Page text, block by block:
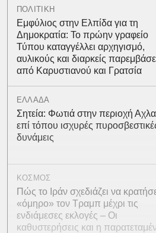
ΠΟΛΙΤΙΚΗ
Εμφύλιος στην Ελπίδα για τη
Δημοκρατία: Το πρώην γραφείο
Τύπου καταγγέλλει αρχηγισμό,
αυλικούς και διαρκείς
από Καρυστιανού και Γρατσία
ΕΛΛΑΔΑ
Σητεία: Φωτιά στην περιοχή
επί τόπου ισχυρές
δυνάμεις
ΚΟΣΜΟΣ
Πώς το Ιράν σχεδιάζει να
«όμηρο» τον Τραμπ μέχρι τις
ενδιάμεσες εκλογές – Οι
καθυστερήσεις και η